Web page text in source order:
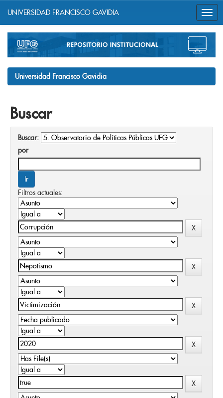
navigation
UNIVERSIDAD FRANCISCO GAVIDIA
Universidad Francisco Gavidia
Buscar
Buscar:
por
Filtros actuales: